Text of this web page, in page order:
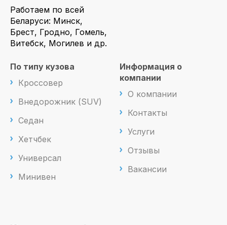
Работаем по всей
Беларуси: Минск,
Брест, Гродно, Гомель,
Витебск, Могилев и др.
По типу кузова
Кроссовер
Внедорожник (SUV)
Седан
Хетчбек
Универсал
Минивен
Информация о
компании
О компании
Контакты
Услуги
Отзывы
Вакансии